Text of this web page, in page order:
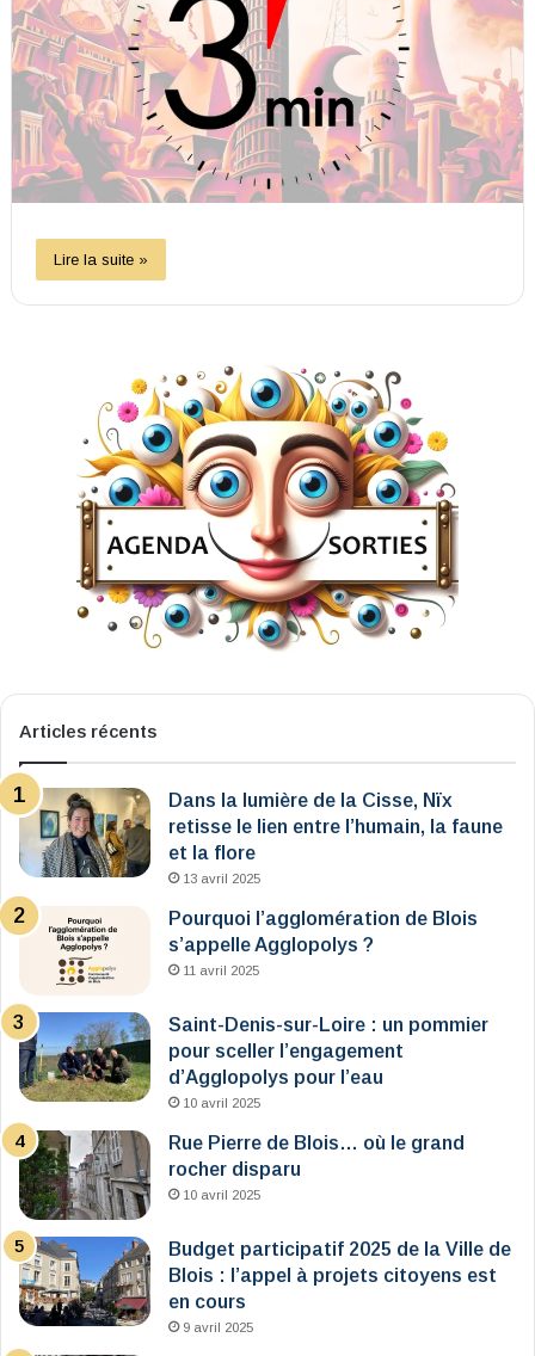
Lire la suite »
Articles récents
Dans la lumière de la Cisse, Nïx
retisse le lien entre l’humain, la faune
et la flore
13 avril 2025
Pourquoi l’agglomération de Blois
s’appelle Agglopolys ?
11 avril 2025
Saint-Denis-sur-Loire : un pommier
pour sceller l’engagement
d’Agglopolys pour l’eau
10 avril 2025
Rue Pierre de Blois… où le grand
rocher disparu
10 avril 2025
Budget participatif 2025 de la Ville de
Blois : l’appel à projets citoyens est
en cours
9 avril 2025